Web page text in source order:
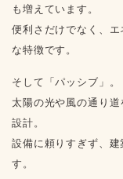
も増えています。
便利さだけでなく、
な特徴です。
そして「パッシブ」。
太陽の光や風の通り
設計。
設備に頼りすぎず、
す。